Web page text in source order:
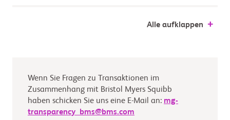
Alle aufklappen
Wenn Sie Fragen zu Transaktionen im
Zusammenhang mit Bristol Myers Squibb
haben schicken Sie uns eine E-Mail an: mg-
transparency_bms@bms.com